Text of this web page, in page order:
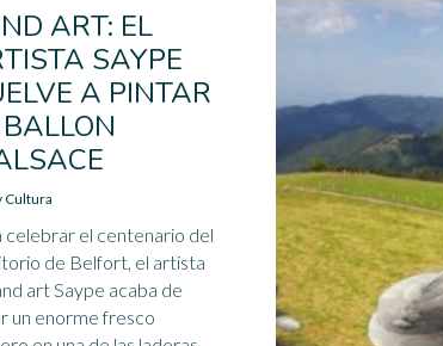
ART: EL
SAYPE
A PINTAR
Cultura
celebrar el centenario del
de Belfort, el artista
art Saype acaba de
un enorme fresco